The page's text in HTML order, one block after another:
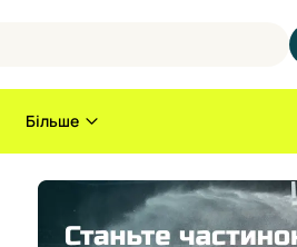
Більше